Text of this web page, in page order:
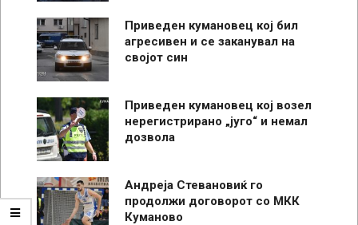
Приведен кумановец кој бил
агресивен и се заканувал на
својот син
Приведен кумановец кој возел
нерегистрирано „југо“ и немал
дозвола
Андреја Стевановиќ го
продолжи договорот со МКК
Куманово